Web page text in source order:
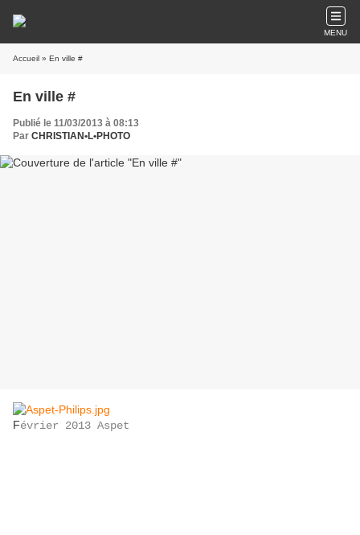
MENU
Accueil » En ville #
En ville #
Publié le 11/03/2013 à 08:13
Par CHRISTIAN•L•PHOTO
Février 2013 Aspet